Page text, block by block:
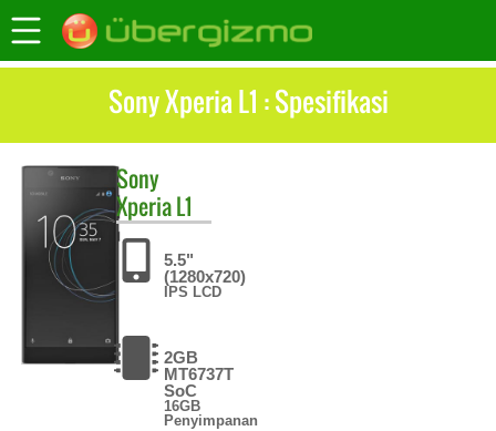
Sony Xperia L1 : Spesifikasi
Sony
Xperia L1
5.5"
(1280x720)
IPS LCD
2GB
MT6737T
SoC
16GB
Penyimpanan